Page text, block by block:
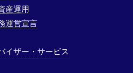
産運用
運営宣言
イザー・サービス